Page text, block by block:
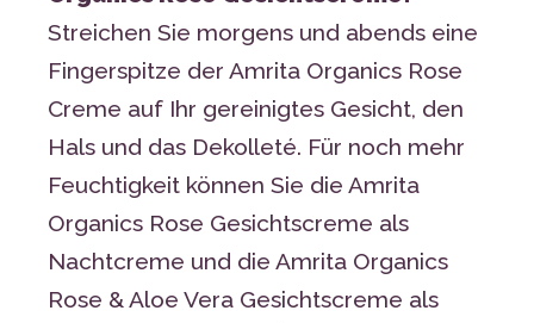
Streichen Sie morgens und abends eine
Fingerspitze der Amrita Organics Rose
Creme auf Ihr gereinigtes Gesicht, den
Hals und das Dekolleté. Für noch mehr
Feuchtigkeit können Sie die Amrita
Organics Rose Gesichtscreme als
Nachtcreme und die Amrita Organics
Rose & Aloe Vera Gesichtscreme als